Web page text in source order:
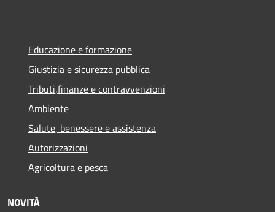
Educazione e formazione
Giustizia e sicurezza pubblica
Tributi,finanze e contravvenzioni
Ambiente
Salute, benessere e assistenza
Autorizzazioni
Agricoltura e pesca
NOVITÀ